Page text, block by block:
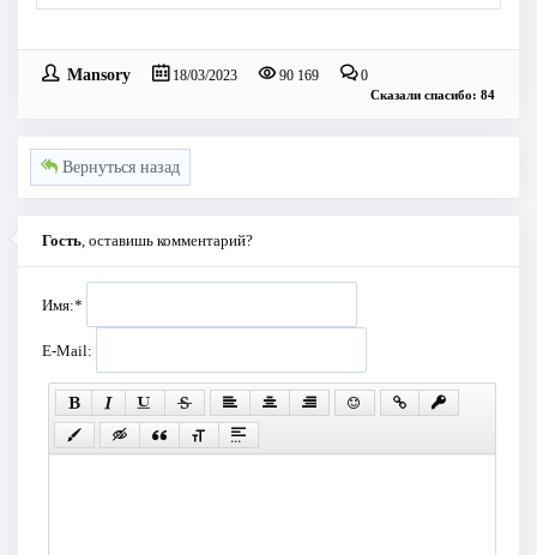
Mansory 18/03/2023 90 169 0
Сказали спасибо: 84
Вернуться назад
Гость , оставишь комментарий?
Имя:*
E-Mail: